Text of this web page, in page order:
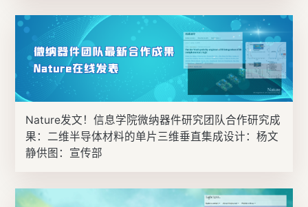
Nature发文！信息学院微纳器件研究团队合作研究成
果：二维半导体材料的单片三维垂直集成设计：杨文
静供图：宣传部